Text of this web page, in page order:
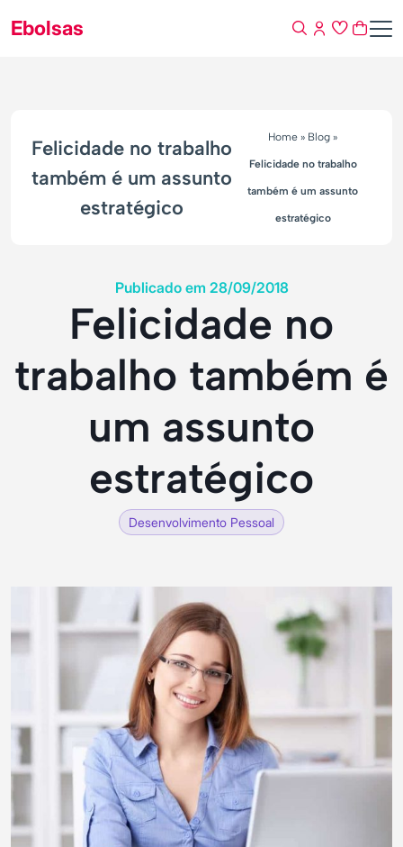
Ebolsas
Felicidade no trabalho
também é um assunto
estratégico
Home » Blog »
Felicidade no trabalho
também é um assunto
estratégico
Publicado em 28/09/2018
Felicidade no
trabalho também é
um assunto
estratégico
Desenvolvimento Pessoal